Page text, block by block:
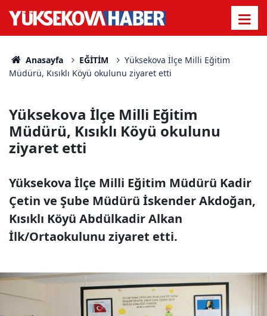
Anasayfa EĞİTİM
Yüksekova İlçe Milli Eğitim
Müdürü, Kısıklı Köyü okulunu ziyaret etti
Yüksekova İlçe Milli Eğitim
Müdürü, Kısıklı Köyü okulunu
ziyaret etti
Yüksekova İlçe Milli Eğitim Müdürü Kadir
Çetin ve Şube Müdürü İskender Akdoğan,
Kısıklı Köyü Abdülkadir Alkan
İlk/Ortaokulunu ziyaret etti.